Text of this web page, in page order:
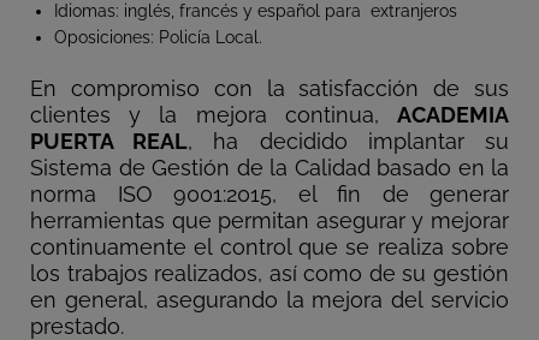
Idiomas: inglés, francés y español para extranjeros
Oposiciones: Policía Local.
En compromiso con la satisfacción de sus
clientes y la mejora continua, ACADEMIA
PUERTA REAL, ha decidido implantar su
Sistema de Gestión de la Calidad basado en la
norma ISO 9001:2015, el fin de generar
herramientas que permitan asegurar y mejorar
continuamente el control que se realiza sobre
los trabajos realizados, así como de su gestión
en general, asegurando la mejora del servicio
prestado.